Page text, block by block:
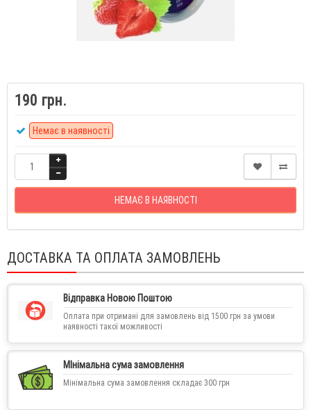
190 грн.
Немає в наявності
НЕМАЄ В НАЯВНОСТІ
ДОСТАВКА ТА ОПЛАТА ЗАМОВЛЕНЬ
Відправка Новою Поштою
Оплата при отримані для замовлень від 1500 грн за умови
наявності такої можливості
МІнімальна сума замовлення
Мінімальна сума замовлення складає 300 грн